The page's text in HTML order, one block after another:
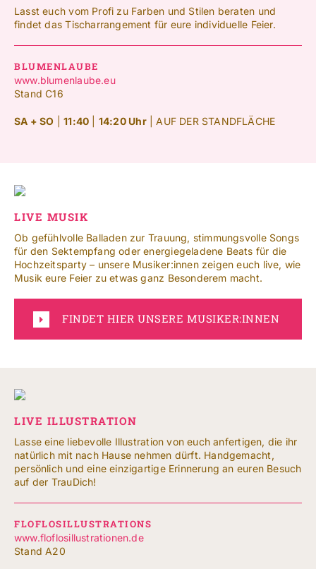
Lasst euch vom Profi zu Farben und Stilen beraten und
findet das Tischarrangement für eure individuelle Feier.
BLUMENLAUBE
www.blumenlaube.eu
Stand C16
SA + SO |11:40 14:20 Uhr| AUF DER STANDFLÄCHE
LIVE MUSIK
Ob gefühlvolle Balladen zur Trauung, stimmungsvolle Songs
für den Sektempfang oder energiegeladene Beats für die
Hochzeitsparty – unsere Musiker:innen zeigen euch live, wie
Musik eure Feier zu etwas ganz Besonderem macht.
FINDET HIER UNSERE MUSIKER:INNEN
LIVE ILLUSTRATION
Lasse eine liebevolle Illustration von euch anfertigen, die ihr
natürlich mit nach Hause nehmen dürft. Handgemacht,
persönlich und eine einzigartige Erinnerung an euren Besuch
auf der TrauDich!
FLOFLOSILLUSTRATIONS
www.floflosillustrationen.de
Stand A20